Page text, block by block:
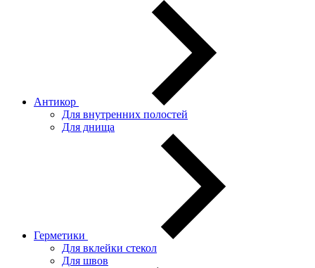
Антикор
Для внутренних полостей
Для днища
Герметики
Для вклейки стекол
Для швов